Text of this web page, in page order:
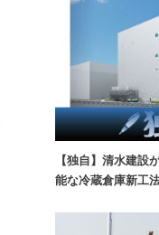
【独自】清水建設
能な冷蔵倉庫新工